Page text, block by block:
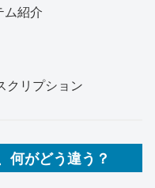
ム紹介
リプション
何がどう違う？